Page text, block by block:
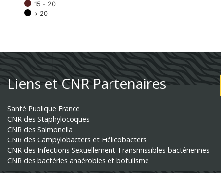
15 - 20
> 20
Liens et CNR Partenaires
Santé Publique France
CNR des Staphylocoques
CNR des Salmonella
CNR des Campylobacters et Hélicobacters
CNR des Infections Sexuellement Transmissibles bactériennes
CNR des bactéries anaérobies et botulisme